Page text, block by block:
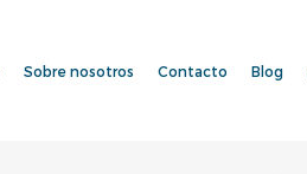
Sobre nosotros Contacto Blog